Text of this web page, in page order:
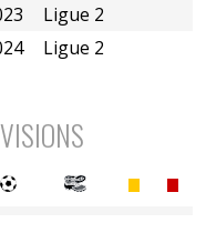
Ligue 2
Ligue 2